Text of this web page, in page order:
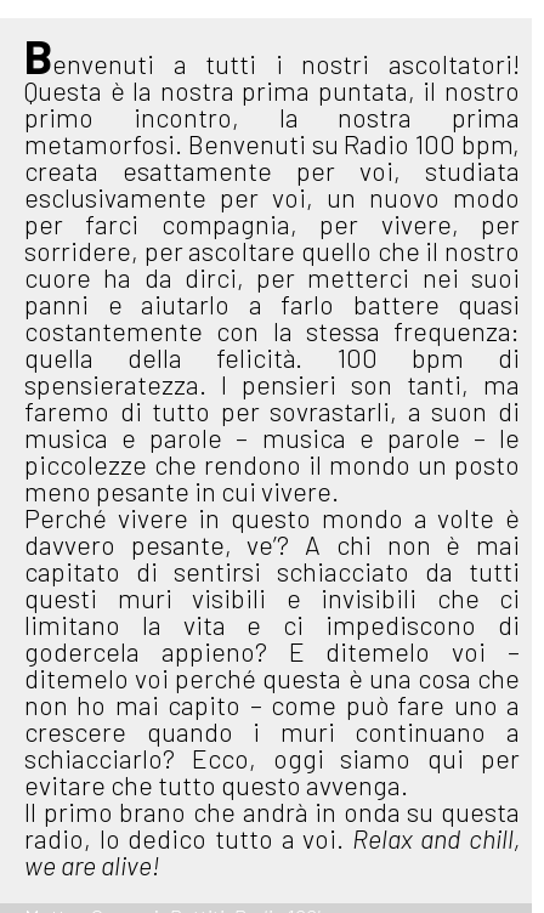
Benvenuti a tutti i nostri ascoltatori!
Questa è la nostra prima puntata, il nostro
primo incontro, la nostra prima
metamorfosi. Benvenuti su Radio 100 bpm,
creata esattamente per voi, studiata
esclusivamente per voi, un nuovo modo
per farci compagnia, per vivere, per
sorridere, per ascoltare quello che il nostro
cuore ha da dirci, per metterci nei suoi
panni e aiutarlo a farlo battere quasi
costantemente con la stessa frequenza:
quella della felicità. 100 bpm di
spensieratezza. I pensieri son tanti, ma
faremo di tutto per sovrastarli, a suon di
musica e parole – musica e parole – le
piccolezze che rendono il mondo un posto
meno pesante in cui vivere.
Perché vivere in questo mondo a volte è
davvero pesante, ve’? A chi non è mai
capitato di sentirsi schiacciato da tutti
questi muri visibili e invisibili che ci
limitano la vita e ci impediscono di
godercela appieno? E ditemelo voi –
ditemelo voi perché questa è una cosa che
non ho mai capito – come può fare uno a
crescere quando i muri continuano a
schiacciarlo? Ecco, oggi siamo qui per
evitare che tutto questo avvenga.
Il primo brano che andrà in onda su questa
radio, lo dedico tutto a voi. Relax and chill,
we are alive!